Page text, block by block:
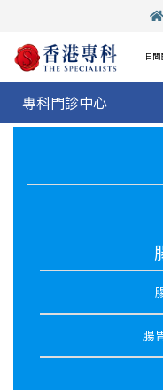
日
專科門診中心
腸